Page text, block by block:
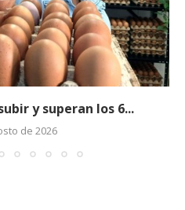
y superan los 6...
de 2026